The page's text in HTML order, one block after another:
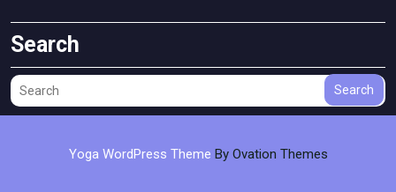
Search
Search
Yoga WordPress Theme By Ovation Themes